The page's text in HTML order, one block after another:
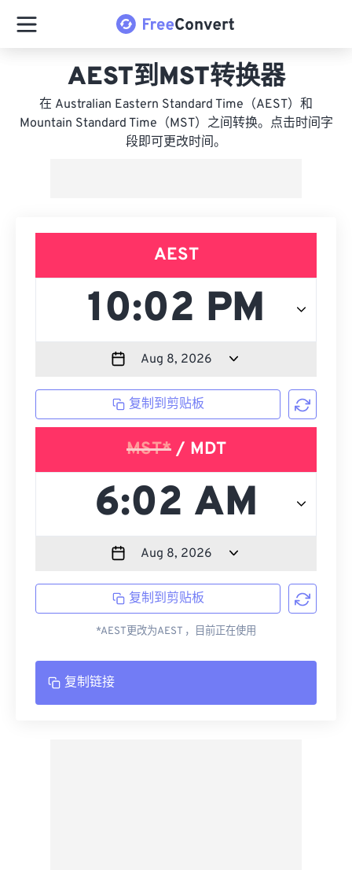
AEST到MST转换器
在 Australian Eastern Standard Time（AEST）和
Mountain Standard Time（MST）之间转换。点击时间字
段即可更改时间。
AEST
复制到剪贴板
MST*/ MDT
复制到剪贴板
*AEST更改为AEST ，目前正在使用
复制链接